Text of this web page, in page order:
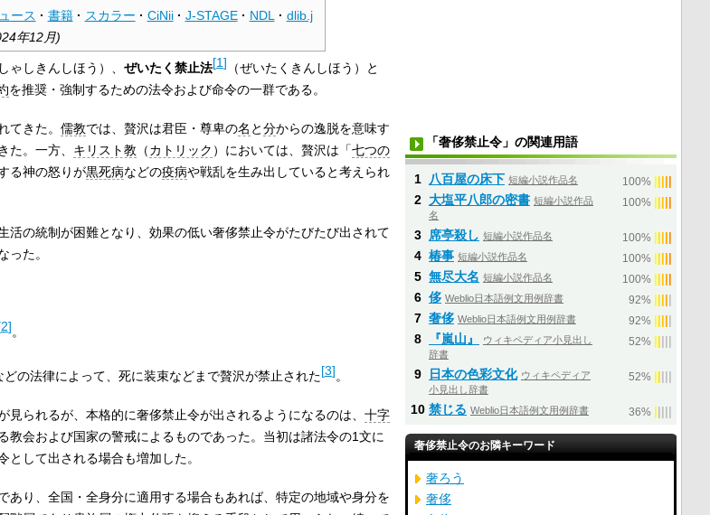
ース · 書籍 · スカラー · CiNii · J-STAGE · NDL · dlib.j
年12月)
ゃしきんしほう）、 ぜいたく禁止法[1] （ぜいたくきんしほう）と
を推奨・強制するための法令および命令の一群である。
てきた。 儒教では、贅沢は君臣・尊卑の名 と分からの逸脱を意味す
た。一方、 キリスト教 （カトリック ）においては、贅沢は「七つの
る神の怒りが黒死病などの疫病や戦乱を生み出していると考えられ
活の統制が困難となり、効果の低い奢侈禁止令がたびたび出されて
った。
2]。
どの法律によって、死に装束などまで贅沢が禁止された[3]。
見られるが、本格的に奢侈禁止令が出されるようになるのは、 十字
会および国家の警戒によるものであった。当初は諸法令の1文に
して出される場合も増加した。
あり、全国・全身分に適用する場合もあれば、特定の地域や身分を
「奢侈禁止令」の関連用語
1 八百屋の床下 短編小説作品名 100%
2 大塩平八郎の密書 短編小説作品
名
100%
3 席亭殺し 短編小説作品名 100%
4 椿事 短編小説作品名 100%
5 無尽大名 短編小説作品名 100%
6 侈 Weblio日本語例文用例辞書 92%
7 奢侈 Weblio日本語例文用例辞書 92%
8 『嵐山』
ウィキペディア小見出し
辞書
52%
9 日本の色彩文化 ウィキペディア
小見出し辞書
52%
10 禁じる Weblio日本語例文用例辞書 36%
奢侈禁止令のお隣キーワード
奢ろう
奢侈